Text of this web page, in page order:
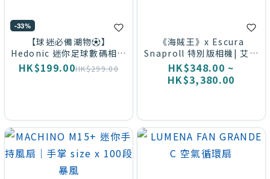
-33%
【球迷必備潮物⚽️】
Hedonic 迷你足球數碼相機
| 43mm 激細足球造型| 球
迷睇波打卡玩具相機
HK$199.00HK$299.00
《海賊王》x Escura
Snaproll 特別版相機| 艾爾
帕布篇 | 菲林筒造型 Y2K 復
古相機
HK$348.00 ~
HK$3,380.00